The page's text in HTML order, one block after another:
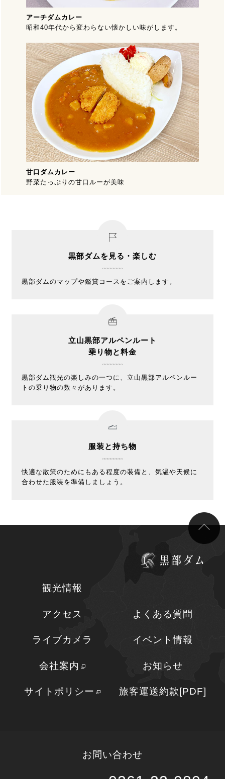
アーチダムカレー
昭和40年代から変わらない懐かしい味がします。
甘口ダムカレー
野菜たっぷりの甘口ルーが美味
黒部ダムを見る・楽しむ
黒部ダムのマップや鑑賞コースをご案内します。
立山黒部アルペンルート
乗り物と料金
黒部ダム観光の楽しみの一つに、立山黒部アルペンルー
トの乗り物の数々があります。
服装と持ち物
快適な散策のためにもある程度の装備と、気温や天候に
合わせた服装を準備しましょう。
観光情報
アクセス よくある質問
ライブカメラ イベント情報
会社案内 お知らせ
サイトポリシー 旅客運送約款[PDF]
お問い合わせ